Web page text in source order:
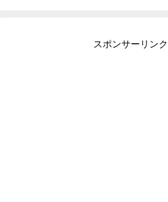
スポンサーリンク